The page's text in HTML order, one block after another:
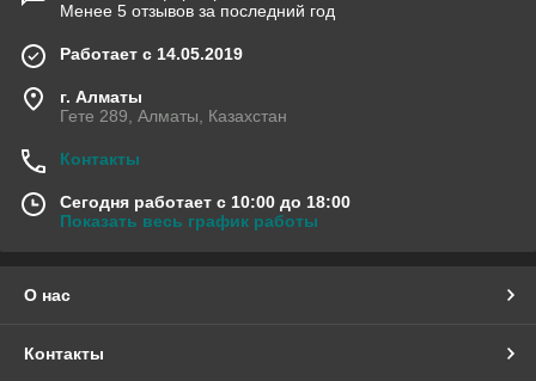
Менее 5 отзывов за последний год
Работает с 14.05.2019
г. Алматы
Гете 289, Алматы, Казахстан
Контакты
Сегодня работает с 10:00 до 18:00
Показать весь график работы
О нас
Контакты